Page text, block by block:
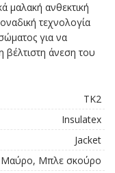
μαλακή ανθεκτική
τεχνολογία
για να
βέλτιστη άνεση του
TK2
Insulatex
Jacket
Μαύρο, Μπλε σκούρο